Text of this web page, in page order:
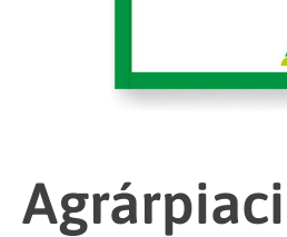
Agrárpiaci